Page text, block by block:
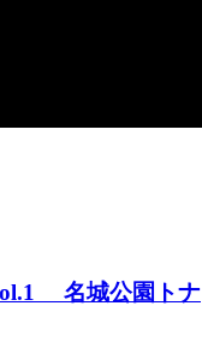
名城公園トナ